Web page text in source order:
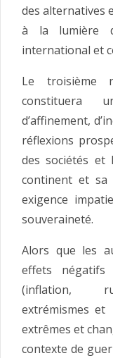
des alternatives
à la lumière
international et
Le troisième
constituera
d’affinement,
réflexions
des sociétés et
continent et sa
exigence
souveraineté.
Alors que les
effets
(inflation,
extrémismes
extrêmes et
contexte de